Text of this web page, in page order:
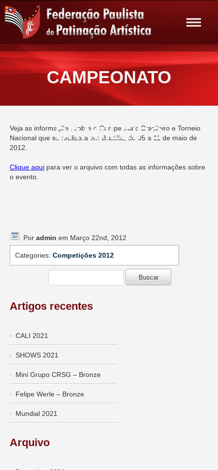
CAMPEONATO
BRASILEIRO
Veja as informações sobre o Campeonato Brasileiro e Torneio
Nacional que se realizará em Brasilia, de 05 a 11 de maio de
2012.
Clique aqui para ver o arquivo com todas as informações sobre
o evento.
Por admin em Março 22nd, 2012
Categories: Competições 2012
Artigos recentes
CALI 2021
SHOWS 2021
Mini Grupo CRSG – Bronze
Felipe Werle – Bronze
Mundial 2021
Arquivo